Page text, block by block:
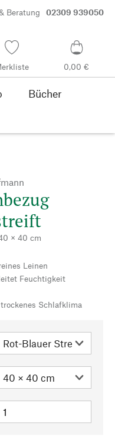
Beratung 02309 939050
0,00 €
Bücher
× 40 cm
Leinen
Feuchtigkeit
Schlafklima